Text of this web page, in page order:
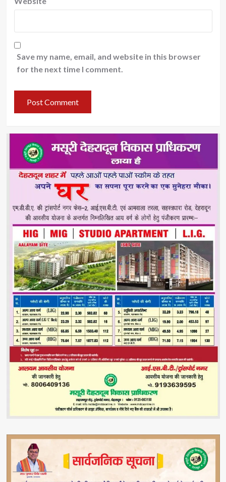
Save my name, email, and website in this browser
for the next time I comment.